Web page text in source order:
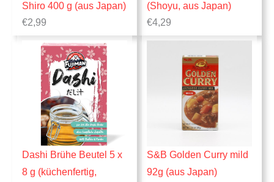
Shiro 400 g (aus Japan)
€2,99
(Shoyu, aus Japan)
€4,29
Dashi Brühe Beutel 5 x
8 g (küchenfertig,
S&B Golden Curry mild
92g (aus Japan)